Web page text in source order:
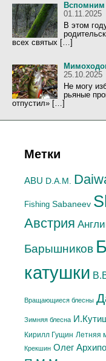
01.11.2025
В этом
всех святых […]
25.10.2025
Не могу
рьяные
отпустил» […]
Метки
ABU D.A.M.
Fishing Sabaneev
Австрия
Барышников
катушки
Вращающиеся блесны
Зимняя блесна
Кирилл Гущин Летняя
Крекшин Олег